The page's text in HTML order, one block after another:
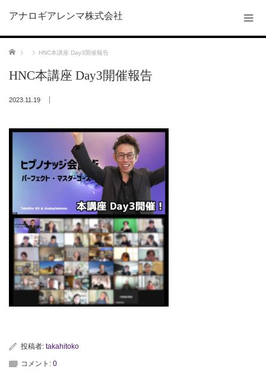
アナロギアレンマ株式会社
ホーム HNC本講座 Day3開催報告
HNC本講座 Day3開催報告
2023.11.19
投稿者: takahitoko
コメント: 0